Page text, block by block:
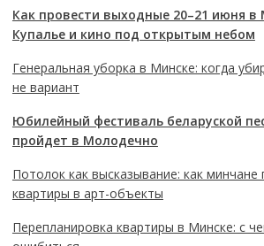
Как провести выходные 20–21 июня в
Купалье и кино под открытым небом
Генеральная уборка в Минске: когда
не вариант
Юбилейный фестиваль беларуской
пройдет в Молодечно
Потолок как высказывание: как
квартиры в арт-объекты
Перепланировка квартиры в Минске: с